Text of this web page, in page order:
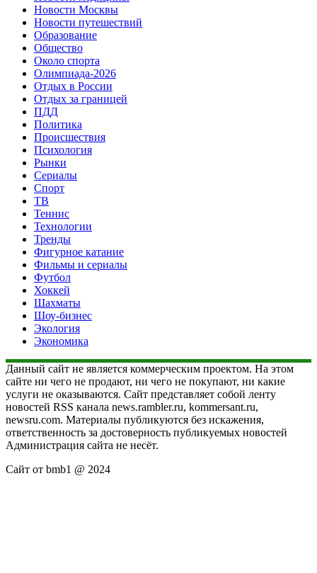
Новости Москвы
Новости путешествий
Образование
Общество
Около спорта
Олимпиада-2026
Отдых в России
Отдых за границей
ПДД
Политика
Происшествия
Психология
Рынки
Сериалы
Спорт
ТВ
Теннис
Технологии
Тренды
Фигурное катание
Фильмы и сериалы
Футбол
Хоккей
Шахматы
Шоу-бизнес
Экология
Экономика
Данный сайт не является коммерческим проектом. На этом
сайте ни чего не продают, ни чего не покупают, ни какие
услуги не оказываются. Сайт представляет собой ленту
новостей RSS канала news.rambler.ru, kommersant.ru,
newsru.com. Материалы публикуются без искажения,
ответственность за достоверность публикуемых новостей
Администрация сайта не несёт.
Сайт от bmb1 @ 2024